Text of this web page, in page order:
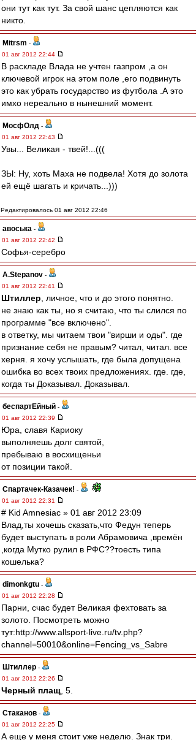
они тут как тут. За свой шанс цепляются как
никто.
Mitrsm -
01 авг 2012 22:44
В раскладе Влада не учтен газпром ,а он
ключевой игрок на этом поле ,его подвинуть
это как убрать государство из футбола .А это
имхо нереально в нынешний момент.
МосфОлд -
01 авг 2012 22:43
Увы... Великая - твей!...(((
ЗЫ: Ну, хоть Маха не подвела! Хотя до золота
ей ещё шагать и кричать...)))
Редактировалось 01 авг 2012 22:46
авоська -
01 авг 2012 22:42
Софья-серебро
A.Stepanov -
01 авг 2012 22:41
Штиллер , личное, что и до этого понятно.
не знаю как ты, но я считаю, что ты слился по
программе "все включено".
в ответку, мы читаем твои "вирши и оды". где
признание себя не правым? читал, читал. все
херня. я хочу услышать, где была допущена
ошибка во всех твоих предложениях. где. где,
когда ты Доказывал. Доказывал.
беспартЕйный -
01 авг 2012 22:39
Юра, славя Кариоку
выполняешь долг святой,
пребываю в восхищеньи
от позиции такой.
Спартачек-Казачек! -
01 авг 2012 22:31
# Kid Amnesiac » 01 авг 2012 23:09
Влад,ты хочешь сказать,что Федун теперь
будет выступать в роли Абрамовича ,времён
,когда Мутко рулил в РФС??тоесть типа
кошелька?
dimonkgtu -
01 авг 2012 22:28
Парни, счас будет Великая фехтовать за
золото. Посмотреть можно
тут:http://www.allsport-live.ru/tv.php?
channel=50010&online=Fencing_vs_Sabre
Штиллер -
01 авг 2012 22:26
Черный плащ , 5.
Cтаканов -
01 авг 2012 22:25
А еще у меня стоит уже неделю. Знак три.